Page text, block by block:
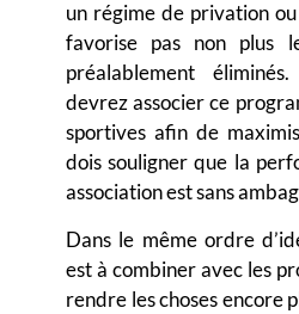
un régime de privation
favorise pas non plus
préalablement
devrez associer ce
sportives afin de
dois souligner que la
association est sans
Dans le même ordre
est à combiner avec les
rendre les choses encore